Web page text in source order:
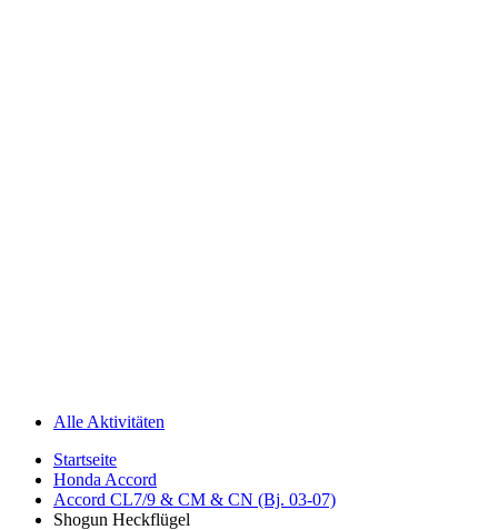
Alle Aktivitäten
Startseite
Honda Accord
Accord CL7/9 & CM & CN (Bj. 03-07)
Shogun Heckflügel